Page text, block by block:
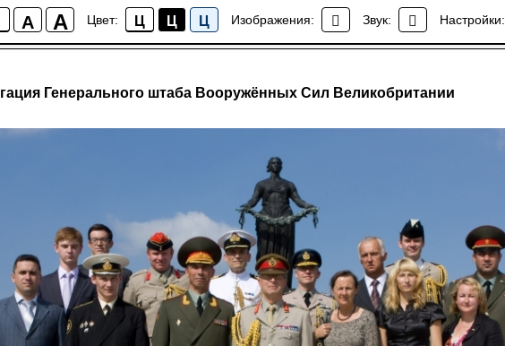
A A Цвет: Ц Ц Ц Изображения: Звук: Настройки:
Новости
Генерального штаба Вооружённых Сил Великобритании